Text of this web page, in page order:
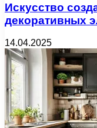
Искусство
декоративных
14.04.2025